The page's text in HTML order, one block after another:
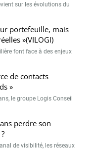
sur les évolutions du
portefeuille, mais
»(VILOGI)
font face à des enjeux
de contacts
»
le groupe Logis Conseil
perdre son
de visibilité, les réseaux